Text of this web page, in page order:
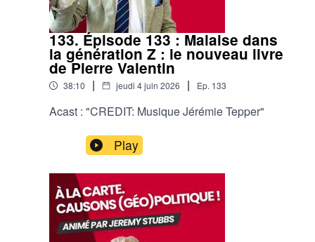
133. Épisode 133 : Malaise dans
la génération Z : le nouveau livre
de Pierre Valentin
38:10 | jeudi 4 juin 2026 | Ep. 133
Acast : "CREDIT: Musique Jérémie Tepper"
Play